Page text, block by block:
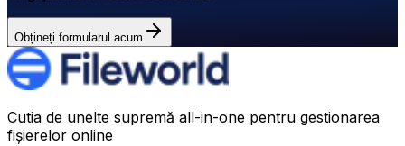
Obțineți formularul acum
Cutia de unelte supremă all-in-one pentru gestionarea
fișierelor online